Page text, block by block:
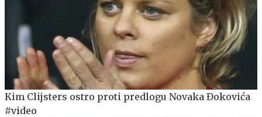
Kim Clijsters ostro proti predlogu Novaka Đokovića
#video